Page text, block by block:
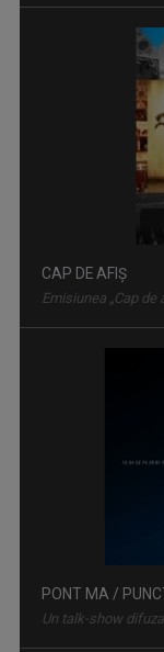
CAP DE AFIȘ
Emisiunea „Cap de
PONT MA /
Un talk-show